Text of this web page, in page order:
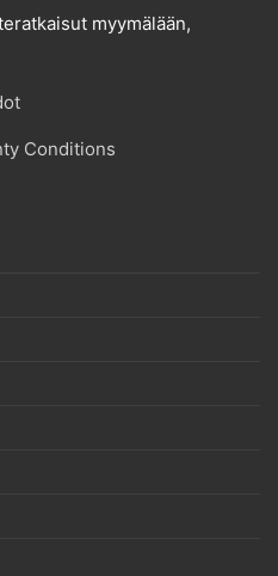
myymälään,
Conditions